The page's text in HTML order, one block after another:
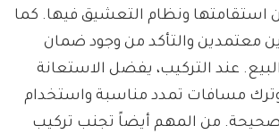
من استقامتها ونظام التعشيق فيها. كما
معتمدين والتأكد من وجود ضمان
عند التركيب، يفضل الاستعانة
مسافات تمدد مناسبة واستخدام
من المهم أيضاً تجنب تركيب